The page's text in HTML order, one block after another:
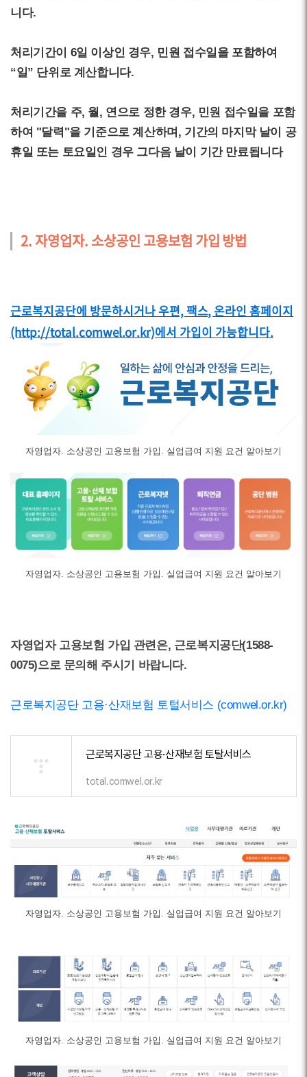
니다.
처리기간이 6일 이상인 경우, 민원 접수일을 포함하여
“일” 단위로 계산합니다.
처리기간을 주, 월, 연으로 정한 경우, 민원 접수일을 포함
하여 "달력"을 기준으로 계산하며, 기간의 마지막 날이 공
휴일 또는 토요일인 경우 그다음 날이 기간 만료됩니다
2. 자영업자. 소상공인 고용보험 가입 방법
근로복지공단에 방문하시거나 우편, 팩스, 온라인 홈페이지
(http://total.comwel.or.kr)에서 가입이 가능합니다.
자영업자. 소상공인 고용보험 가입. 실업급여 지원 요건 알아보기
자영업자. 소상공인 고용보험 가입. 실업급여 지원 요건 알아보기
자영업자 고용보험 가입 관련은, 근로복지공단(1588-
0075)으로 문의해 주시기 바랍니다.
근로복지공단 고용·산재보험 토털서비스 (comwel.or.kr)
근로복지공단 고용·산재보험 토탈서비스
total.comwel.or.kr
자영업자. 소상공인 고용보험 가입. 실업급여 지원 요건 알아보기
자영업자. 소상공인 고용보험 가입. 실업급여 지원 요건 알아보기